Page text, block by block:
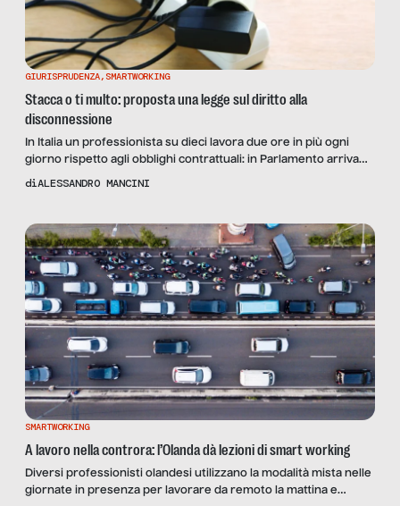
GIURISPRUDENZA, SMARTWORKING
Stacca o ti multo: proposta una legge sul diritto alla
disconnessione
In Italia un professionista su dieci lavora due ore in più ogni
giorno rispetto agli obblighi contrattuali: in Parlamento arriva
una proposta di legge che tutela i lavoratori, dipendenti e non,
campagna “Lavoro, poi stacco” ha ispirato la norma
diALESSANDRO MANCINI
SMARTWORKING
A lavoro nella controra: l’Olanda dà lezioni di smart working
Diversi professionisti olandesi utilizzano la modalità mista nelle
giornate in presenza per lavorare da remoto la mattina e